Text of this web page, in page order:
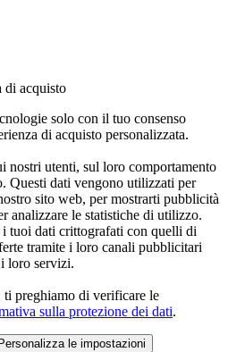
di acquisto
solo con il tuo consenso
di acquisto personalizzata.
nostri utenti, sul loro comportamento
Questi dati vengono utilizzati per
sito web, per mostrarti pubblicità
analizzare le statistiche di utilizzo.
tuoi dati crittografati con quelli di
tramite i loro canali pubblicitari
loro servizi.
ti preghiamo di verificare le
sulla protezione dei dati.
le impostazioni